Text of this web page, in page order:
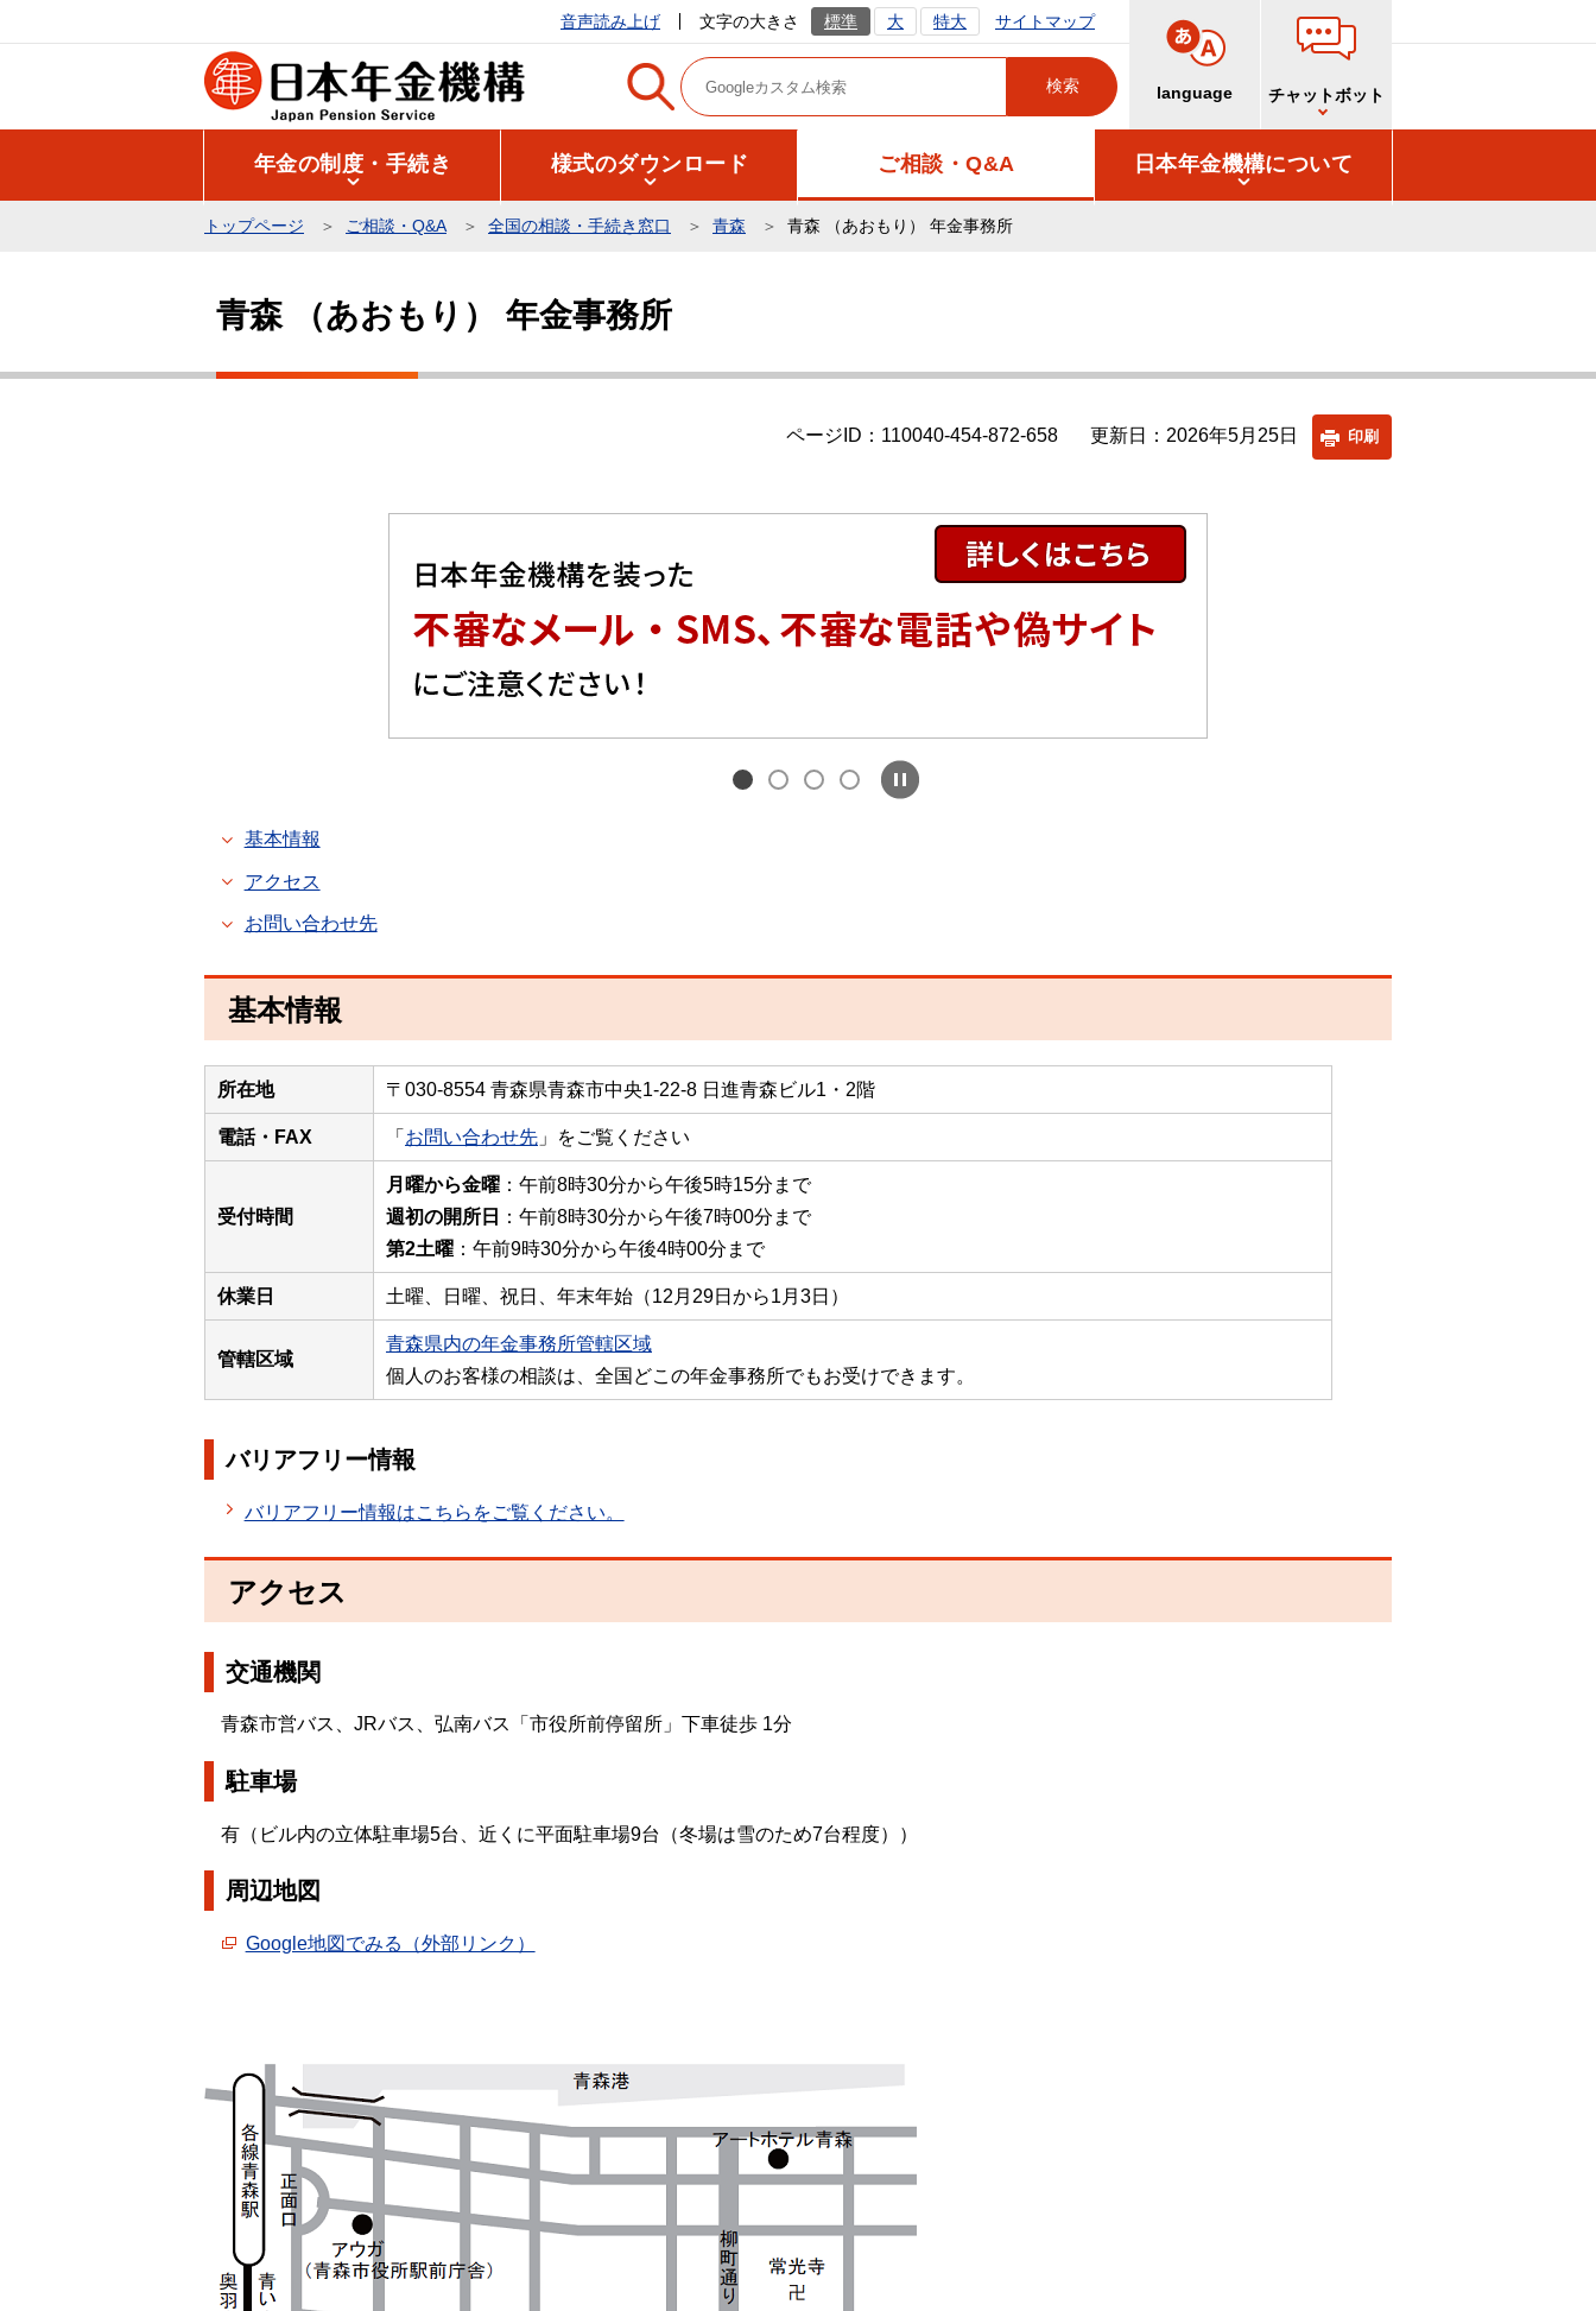
の
音声読み上げ 文字の大きさ 標準 大 特大 サイトマップ
language チャットボット
年金の制度・手続き 様式のダウンロード ご相談・Q&A 日本年金機構について
トップページ ご相談・Q&A 全国の相談・手続き窓口 青森 青森 （あおもり） 年金事務所
青森 （あおもり） 年金事務所
ページID：110040-454-872-658 更新日：2026年5月25日 印刷
基本情報
アクセス
お問い合わせ先
基本情報
所在地 〒030-8554 青森県青森市中央1-22-8 日進青森ビル1・2階
電話・FAX 「 お問い合わせ先 」をご覧ください
受付時間
月曜から金曜 ：午前8時30分から午後5時15分まで
週初の開所日
：午前8時30分から午後7時00分まで
第2土曜 ：午前9時30分から午後4時00分まで
休業日 土曜、日曜、祝日、年末年始（12月29日から1月3日）
管轄区域
青森県内の年金事務所管轄区域
個人のお客様の相談は、全国どこの年金事務所でもお受けできます。
バリアフリー情報
バリアフリー情報はこちらをご覧ください。
アクセス
交通機関
青森市営バス、JRバス、弘南バス「市役所前停留所」下車徒歩 1分
駐車場
有（ビル内の立体駐車場5台、近くに平面駐車場9台（冬場は雪のため7台程度））
周辺地図
Google地図でみる（外部リンク）